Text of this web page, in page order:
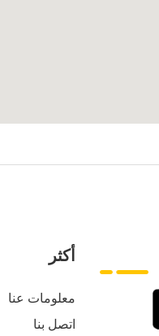
أكثر
معلومات عنا
اتصل بنا